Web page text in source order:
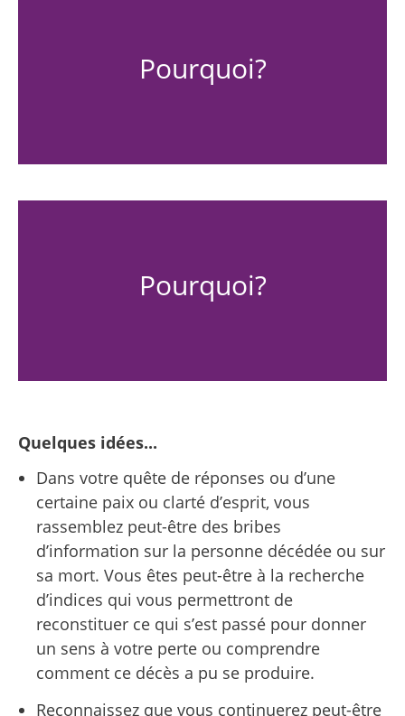
Pourquoi?
Pourquoi?
Quelques idées...
Dans votre quête de réponses ou d’une
certaine paix ou clarté d’esprit, vous
rassemblez peut-être des bribes
d’information sur la personne décédée ou sur
sa mort. Vous êtes peut-être à la recherche
d’indices qui vous permettront de
reconstituer ce qui s’est passé pour donner
un sens à votre perte ou comprendre
comment ce décès a pu se produire.
Reconnaissez que vous continuerez peut-être